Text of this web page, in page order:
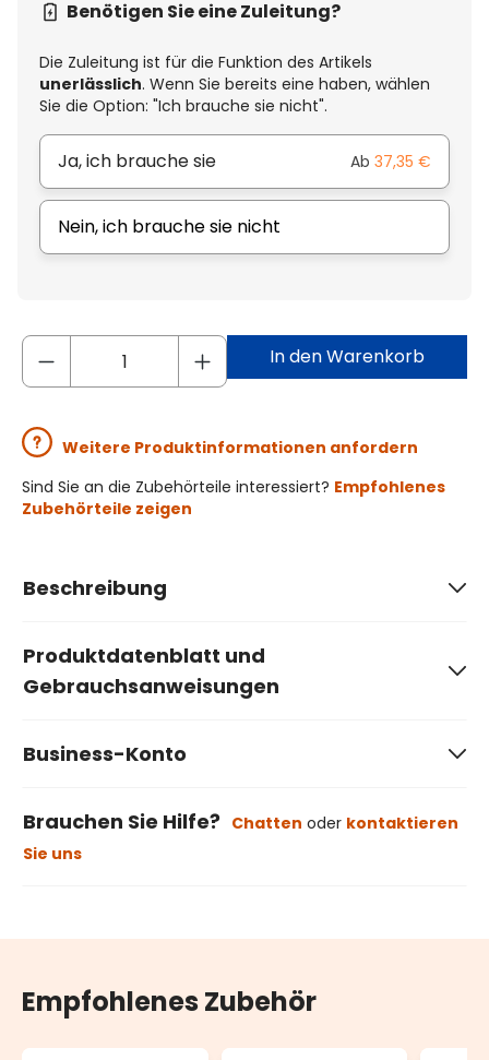
Benötigen Sie eine Zuleitung?
Die Zuleitung ist für die Funktion des Artikels
unerlässlich. Wenn Sie bereits eine haben, wählen
Sie die Option: "Ich brauche sie nicht".
Ja, ich brauche sie Ab 37,35 €
Nein, ich brauche sie nicht
In den Warenkorb
Weitere Produktinformationen anfordern
Sind Sie an die Zubehörteile interessiert? Empfohlenes
Zubehörteile zeigen
Beschreibung
Produktdatenblatt und
Gebrauchsanweisungen
Business-Konto
Brauchen Sie Hilfe? Chatten oder kontaktieren
Sie uns
Empfohlenes Zubehör